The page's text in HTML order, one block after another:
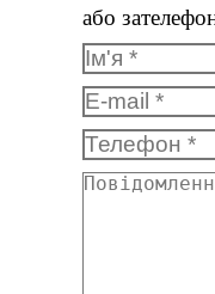
або
Ім'я *
E-mail *
Телефон *